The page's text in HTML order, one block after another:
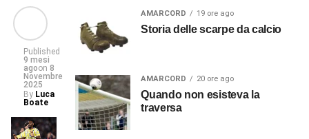
Published
9 mesi
agoon 8
Novembre
2025
By Luca
Boate
AMARCORD 19 ore ago
Storia delle scarpe da calcio
AMARCORD 20 ore ago
Quando non esisteva la
traversa